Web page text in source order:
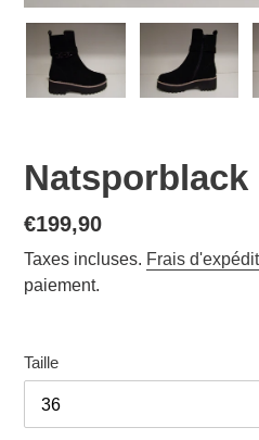
Natsporblack
Prix
normal
€199,90
Taxes incluses. Frais
paiement.
Taille